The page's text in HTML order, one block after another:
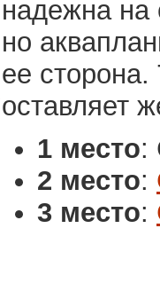
надежна на
но
ее
оставляет
1 место:
2 место:
3 место: